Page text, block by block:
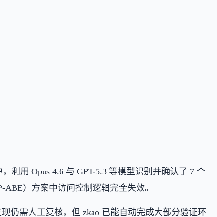
利用 Opus 4.6 与 GPT-5.3 等模型识别并确认了 7 个
）方案中访问控制逻辑完全失效。
仍需人工复核，但 zkao 已能自动完成大部分验证环